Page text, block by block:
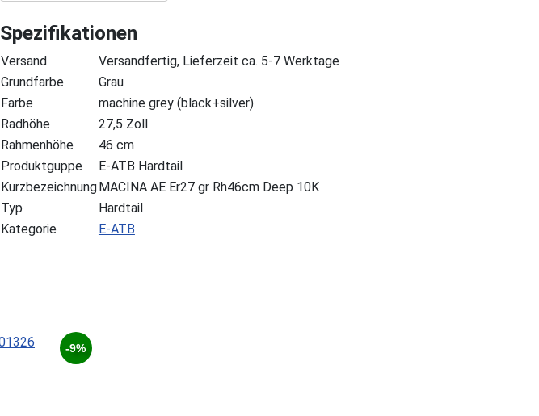
Spezifikationen
Versand
Versandfertig, Lieferzeit ca. 5-7 Werktage
Grundfarbe
Grau
Farbe
machine grey (black+silver)
Radhöhe
27,5 Zoll
Rahmenhöhe
46 cm
Produktguppe
E-ATB Hardtail
KurzbezeichnungMACINA AE Er27 gr Rh46cm Deep 10K
Typ
Hardtail
Kategorie
E-ATB
-9%